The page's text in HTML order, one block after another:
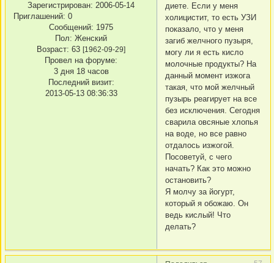
Зарегистрирован: 2006-05-14
Приглашений: 0
Сообщений: 1975
Пол: Женский
Возраст: 63 [1962-09-29]
Провел на форуме:
3 дня 18 часов
Последний визит:
2013-05-13 08:36:33
диете. Если у меня
холицистит, то есть УЗИ
показало, что у меня
загиб желчного пузыря,
могу ли я есть кисло
молочные продукты? На
данный момент изжога
такая, что мой желчный
пузырь реагирует на все
без исключения. Сегодня
сварила овсяные хлопья
на воде, но все равно
отдалось изжогой.
Посоветуй, с чего
начать? Как это можно
остановить?
Я молчу за йогурт,
который я обожаю. Он
ведь кислый! Что
делать?